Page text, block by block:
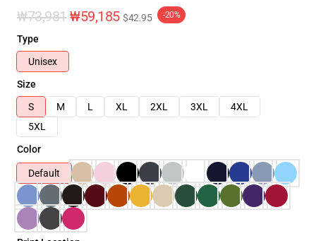
₩73,981 ₩59,185 $42.95 -20%
Type
Unisex
Size
S
M L XL 2XL 3XL
4XL
5XL
Color
Default